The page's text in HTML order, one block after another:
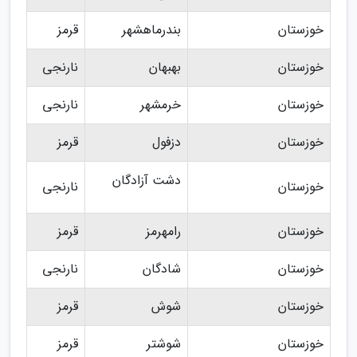
خوزستان
بندرماهشهر
قرمز
خوزستان
بهبهان
نارنجی
خوزستان
خرمشهر
نارنجی
خوزستان
دزفول قرمز
خوزستان دشت آزادگان نارنجی
خوزستان رامهرمز
قرمز
خوزستان
شادگان
نارنجی
خوزستان
شوش
قرمز
خوزستان
شوشتر
قرمز